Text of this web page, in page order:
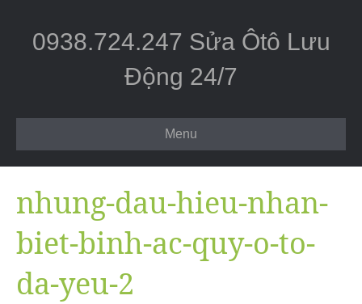
0938.724.247 Sửa Ôtô Lưu
Động 24/7
Menu
nhung-dau-hieu-nhan-
biet-binh-ac-quy-o-to-
da-yeu-2